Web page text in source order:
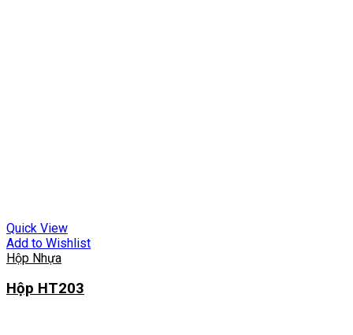
Quick View
Add to Wishlist
Hộp Nhựa
Hộp HT203